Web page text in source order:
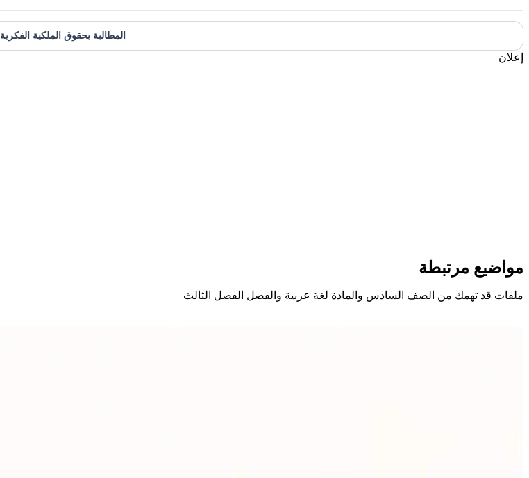
المطالبة بحقوق الملكية الفكرية
إعلان
مواضيع مرتبطة
ملفات قد تهمك من الصف السادس والمادة لغة عربية والفصل الفصل الثالث